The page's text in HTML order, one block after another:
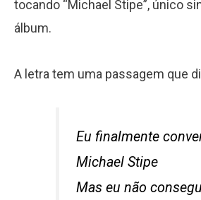
tocando “Michael Stipe”, único
álbum.
A letra tem uma passagem que
Eu finalmente
Michael Stipe
Mas eu não